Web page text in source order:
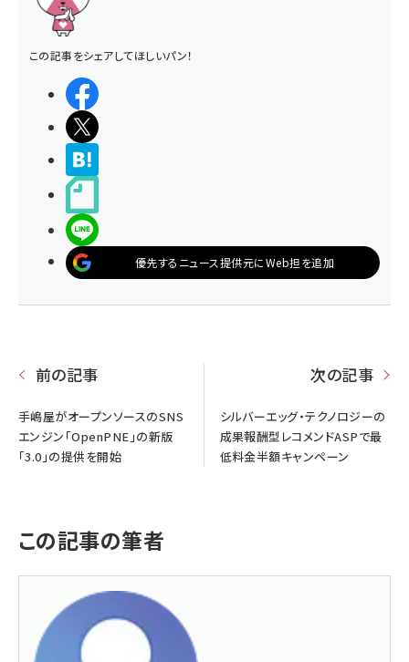
この記事をシェアしてほしいパン！
優先するニュース提供元にWeb担を追加
前の記事
手嶋屋がオープンソースのSNS
エンジン「OpenPNE」の新版
「3.0」の提供を開始
次の記事
シルバーエッグ・テクノロジーの
成果報酬型レコメンドASPで最
低料金半額キャンペーン
この記事の筆者